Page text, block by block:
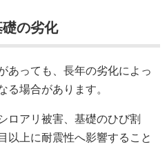
の劣化
あっても、長年の劣化によっ
る場合があります。
ロアリ被害、基礎のひび割
以上に耐震性へ影響すること